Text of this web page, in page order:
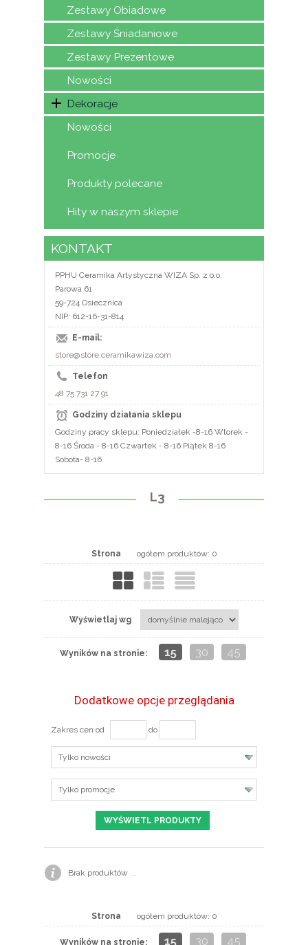
Zestawy Obiadowe
Zestawy Śniadaniowe
Zestawy Prezentowe
Nowości
Dekoracje
Nowości
Promocje
Produkty polecane
Hity w naszym sklepie
KONTAKT
PPHU Ceramika Artystyczna WIZA Sp. z o.o.
Parowa 61
59-724 Osiecznica
NIP: 612-16-31-814
E-mail:
store@store.ceramikawiza.com
Telefon
48 75 731 27 91
Godziny działania sklepu
Godziny pracy sklepu: Poniedziałek -8-16 Wtorek -
8-16 Środa - 8-16 Czwartek - 8-16 Piątek 8-16
Sobota- 8-16
L3
Strona ogółem produktów: 0
Wyświetlaj wg
Wyników na stronie: 15 30 45
Dodatkowe opcje przeglądania
Zakres cen od do
Tylko nowości
Tylko promocje
Brak produktów ...
Strona ogółem produktów: 0
Wyników na stronie: 15 30 45